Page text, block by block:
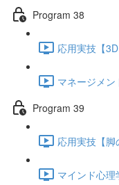
Program 38
応用実技【
マネージメ
Program 39
応用実技【
マインド心理